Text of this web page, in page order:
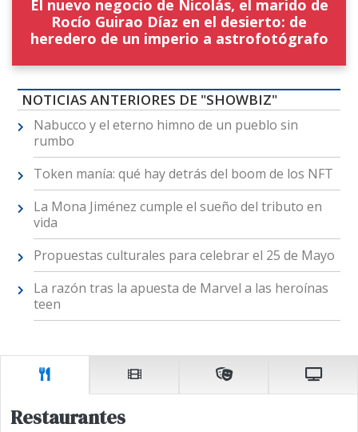
El nuevo negocio de Nicolás, el marido de
Rocío Guirao Díaz en el desierto: de
heredero de un imperio a astrofotógrafo
NOTICIAS ANTERIORES DE "SHOWBIZ"
Nabucco y el eterno himno de un pueblo sin
rumbo
Token manía: qué hay detrás del boom de los NFT
La Mona Jiménez cumple el sueño del tributo en
vida
Propuestas culturales para celebrar el 25 de Mayo
La razón tras la apuesta de Marvel a las heroínas
teen
Restaurantes